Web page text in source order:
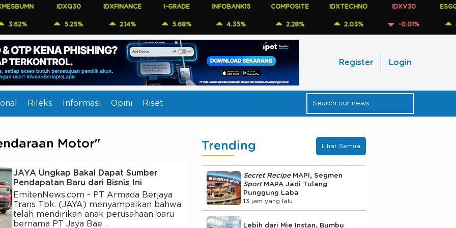
IDXQ30
5.25%
IDXFINANCE
2.14%
I-GRADE
5.68%
INFOBANK15
4.35%
COMPOSITE
2.28%
IDXTECHNO
2.03%
IDXV30
-0.01%
Register Login
Rileks Informasi Opini Riset
Motor"
JAYA Ungkap Bakal Dapat Sumber
Pendapatan Baru dari Bisnis Ini
EmitenNews.com - PT Armada Berjaya
Trans Tbk. (JAYA) menyampaikan bahwa
telah mendirikan anak perusahaan baru
bernama PT Jaya Bae…
Trending Lihat Semua
Secret RecipeMAPI, Segmen
Sport MAPA Jadi Tulang
Punggung Laba
13 jam yang lalu
Lebih dari Mie Instan, Bumbu